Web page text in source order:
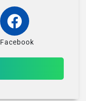
Facebook